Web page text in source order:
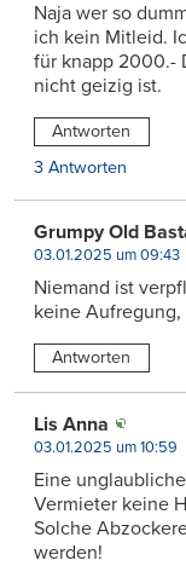
Naja wer so
ich kein Mitleid.
für knapp 2000.-
nicht geizig ist.
Antworten
3 Antworten
Grumpy Old
03.01.2025 um 09:43
Niemand ist
keine Aufregung,
Antworten
Lis Anna
03.01.2025 um 10:59
Eine
Vermieter keine
Solche
werden!